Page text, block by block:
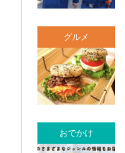
グルメ
おでかけ